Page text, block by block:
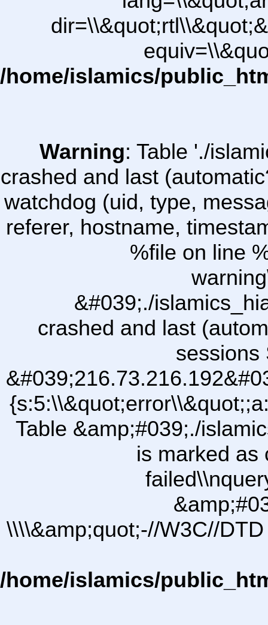
/home/islamics/
Warning: Table './
crashed and last
watchdog (uid, type,
referer, hostname,
%file on line
&#039;./
crashed and last
sessions
Table &amp;#039;./
is marked as
\\\\&amp;quot;-//W3C//
/home/islamics/